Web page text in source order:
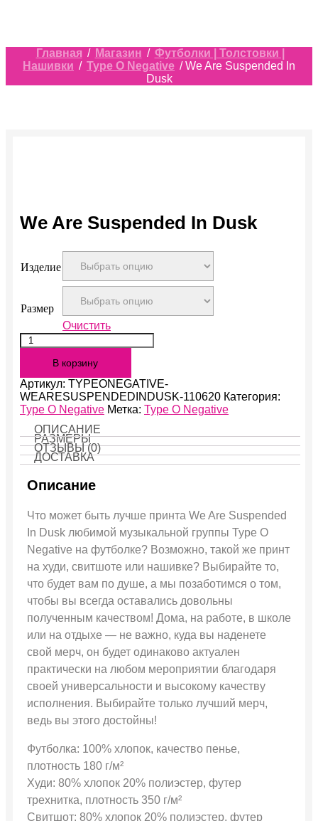
Главная / Магазин / Футболки | Толстовки |
Нашивки / Type O Negative / We Are Suspended In
Dusk
We Are Suspended In Dusk
Изделие
Размер
Очистить
Количество
We
Suspended
In
Dusk
В корзину
Артикул: TYPEONEGATIVE-
WEARESUSPENDEDINDUSK-110620 Категория:
Type O Negative Метка: Type O Negative
ОПИСАНИЕ
РАЗМЕРЫ
ОТЗЫВЫ (0)
ДОСТАВКА
Описание
Что может быть лучше принта We Are Suspended
In Dusk любимой музыкальной группы Type O
Negative на футболке? Возможно, такой же принт
на худи, свитшоте или нашивке? Выбирайте то,
что будет вам по душе, а мы позаботимся о том,
чтобы вы всегда оставались довольны
полученным качеством! Дома, на работе, в школе
или на отдыхе — не важно, куда вы наденете
свой мерч, он будет одинаково актуален
практически на любом мероприятии благодаря
своей универсальности и высокому качеству
исполнения. Выбирайте только лучший мерч,
ведь вы этого достойны!
Футболка: 100% хлопок, качество пенье,
плотность 180 г/м²
Худи: 80% хлопок 20% полиэстер, футер
трехнитка, плотность 350 г/м²
Свитшот: 80% хлопок 20% полиэстер, футер